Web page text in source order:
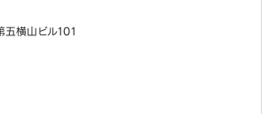
横山ビル101